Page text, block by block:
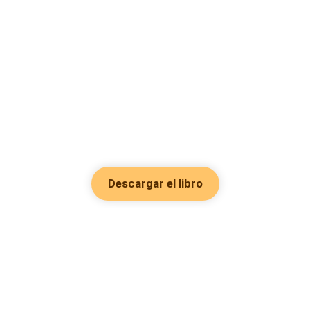
Descargar el libro